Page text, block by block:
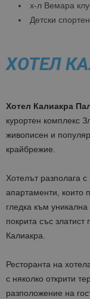
х-л Вемара
Детски
ХОТЕЛ
Хотел Калиакра
курортен комплекс
живописен и
крайбрежие.
Хотелът разполага
апартаменти, които
гледка към
покрита със
Калиакра.
Ресторанта на
с няколко открити
разположение на